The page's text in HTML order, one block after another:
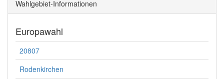
Wahlgebiet-Informationen
Europawahl
20807
Rodenkirchen